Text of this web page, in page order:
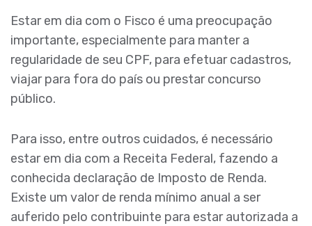
Estar em dia com o Fisco é uma preocupação
importante, especialmente para manter a
regularidade de seu CPF, para efetuar cadastros,
viajar para fora do país ou prestar concurso
público.
Para isso, entre outros cuidados, é necessário
estar em dia com a Receita Federal, fazendo a
conhecida declaração de Imposto de Renda.
Existe um valor de renda mínimo anual a ser
auferido pelo contribuinte para estar autorizada a